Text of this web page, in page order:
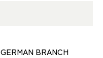
BRANCH